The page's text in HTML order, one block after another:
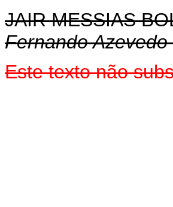
JAIR MESSIAS
Fernando Azevedo
Este texto não